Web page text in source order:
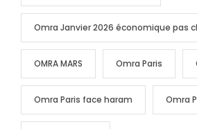
Omra Janvier 2026 économique pas
OMRA MARS Omra Paris
Omra Paris face haram Omra